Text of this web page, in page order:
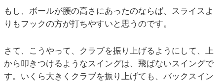
もし、ボールが腰の高さにあったのならば、スライスよ
りもフックの方が打ちやすいと思うのです。
さて、こうやって、クラブを振り上げるようにして、上
から叩きつけるようなスイングは、飛ばないスイングで
す。いくら大きくクラブを振り上げても、バックスイン